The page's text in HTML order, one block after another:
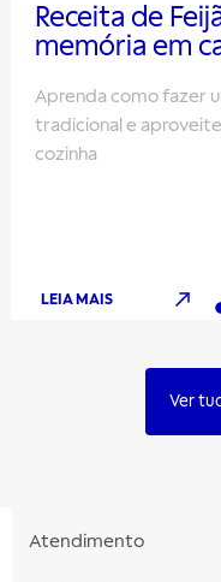
Receita de
memória em
Aprenda como fazer
tradicional e
cozinha
LEIA MAIS
Ver
Atendimento